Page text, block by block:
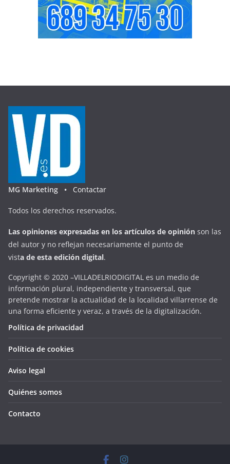
MG Marketing • Contactar
Todos los derechos reservados.
Las opiniones expresadas en los artículos de opinión son las
del autor y no reflejan necesariamente el punto de
vista de esta edición digital.
Copyright © 2020 –VILLADELRIODIGITAL es un medio de
información plural, independiente y transversal, que
pretende mostrar la actualidad de la localidad villarrense de
una forma eficiente y veraz, a través de la digitalización.
Política de privacidad
Política de cookies
Aviso legal
Quiénes somos
Contacto